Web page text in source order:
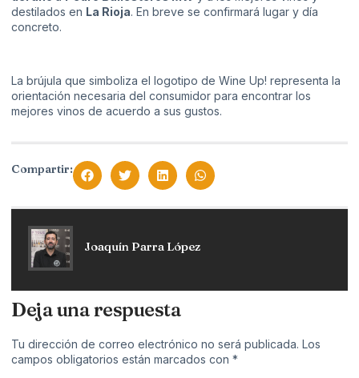
destilados en La Rioja. En breve se confirmará lugar y día
concreto.
La brújula que simboliza el logotipo de Wine Up! representa la
orientación necesaria del consumidor para encontrar los
mejores vinos de acuerdo a sus gustos.
Compartir:
Joaquín Parra López
Deja una respuesta
Tu dirección de correo electrónico no será publicada. Los
campos obligatorios están marcados con *